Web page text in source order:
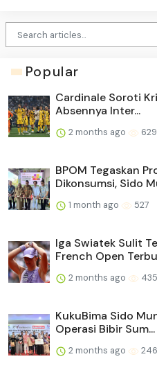
Popular
Cardinale Soroti
Absennya Inter...
2 months ago 629
BPOM Tegaskan
Dikonsumsi, Sido
1 month ago 527
Iga Swiatek Sulit
French Open
2 months ago 435
KukuBima Sido
Operasi Bibir Sum...
2 months ago 246